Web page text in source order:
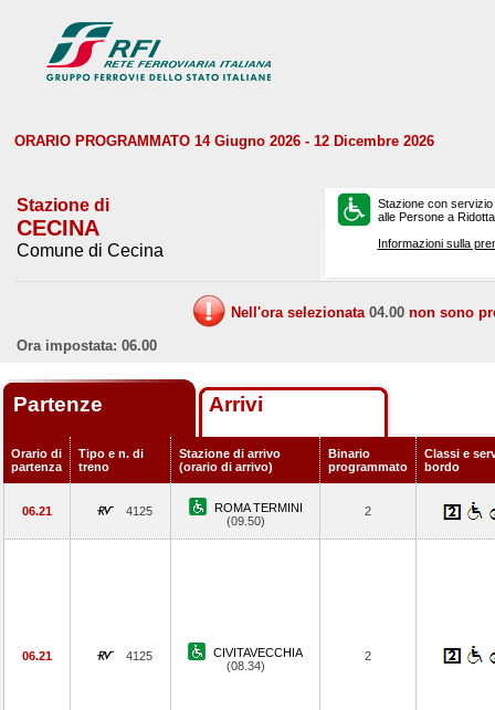
ORARIO PROGRAMMATO 14 Giugno 2026 - 12 Dicembre 2026
Stazione di
CECINA
Comune di Cecina
Stazione con
alle Persone a
Informazioni sulla
Nell'ora selezionata 04.00 non sono
Ora impostata: 06.00
Partenze Arrivi
Orario di
partenza
Tipo e n. di
treno
Stazione di arrivo
(orario di arrivo)
Binario
programmato
Classi e
bordo
06.21 4125
ROMA TERMINI
(09.50)
2
06.21 4125
CIVITAVECCHIA
(08.34)
2